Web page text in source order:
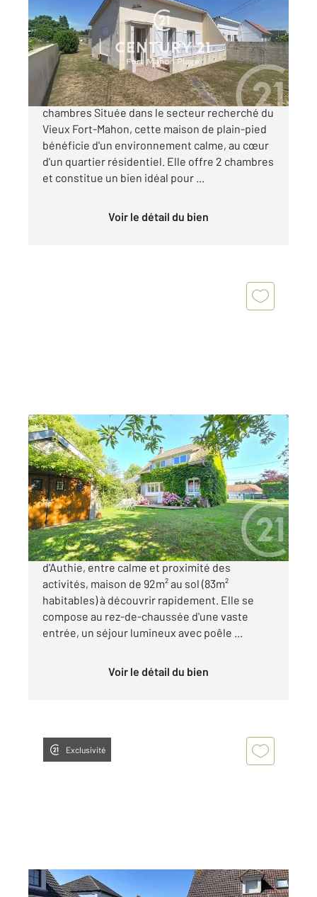
Maison à vendre
199 500 €
VIEUX FORT-MAHON Maison de plain-pied 2
chambres Située dans le secteur recherché du
Vieux Fort-Mahon, cette maison de plain-pied
bénéficie d'un environnement calme, au cœur
d'un quartier résidentiel. Elle offre 2 chambres
et constitue un bien idéal pour ...
Voir le détail du bien
FORT MAHON PLAGE 80
83 m2, 5 pièces
Ref : 244
Maison à vendre
329 000 €
Idéalement située entre la plage et la Baie
d'Authie, entre calme et proximité des
activités, maison de 92m² au sol (83m²
habitables) à découvrir rapidement. Elle se
compose au rez-de-chaussée d'une vaste
entrée, un séjour lumineux avec poêle ...
Voir le détail du bien
Exclusivité
FORT MAHON PLAGE 80